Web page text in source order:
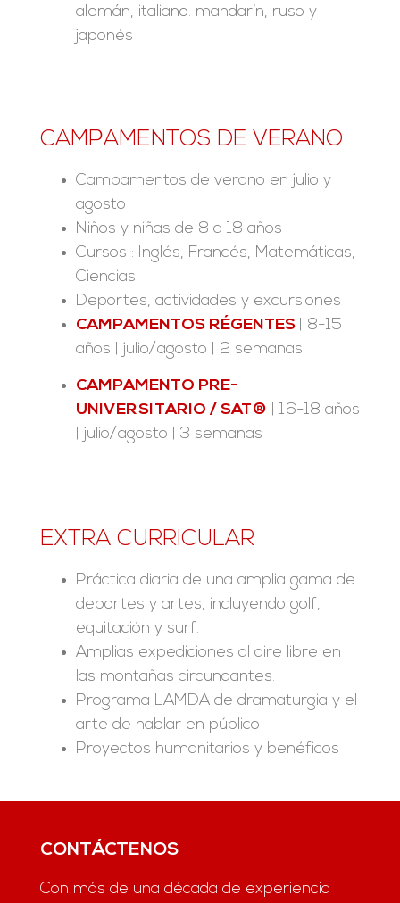
alemán, italiano. mandarín, ruso y
japonés
CAMPAMENTOS DE VERANO
Campamentos de verano en julio y
agosto
Niños y niñas de 8 a 18 años
Cursos : Inglés, Francés, Matemáticas,
Ciencias
Deportes, actividades y excursiones
CAMPAMENTOS RÉGENTES
| 8-15
años | julio/agosto | 2 semanas
CAMPAMENTO PRE-
UNIVERSITARIO / SAT® | 16-18 años
| julio/agosto | 3 semanas
EXTRA CURRICULAR
Práctica diaria de una amplia gama de
deportes y artes, incluyendo golf,
equitación y surf.
Amplias expediciones al aire libre en
las montañas circundantes.
Programa LAMDA de dramaturgia y el
arte de hablar en público
Proyectos humanitarios y benéficos
CONTÁCTENOS
Con más de una década de experiencia